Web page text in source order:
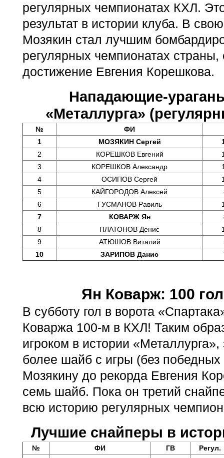
регулярных чемпионатах КХЛ.
результат в истории клуба. В
Мозякин стал лучшим
регулярных чемпионатах страны,
достижение Евгения Корешкова.
Нападающие-
«Металлурга»
№
ФИ
1
МОЗЯКИН Сергей
2
КОРЕШКОВ Евгений
3
КОРЕШКОВ Александр
4
ОСИПОВ Сергей
5
КАЙГОРОДОВ Алексей
6
ГУСМАНОВ Равиль
7
КОВАРЖ Ян
8
ПЛАТОНОВ Денис
9
АТЮШОВ Виталий
10
ЗАРИПОВ Данис
Ян Коварж: 100
В субботу гол в ворота
Коваржа 100-м в КХЛ! Таким
игроком в истории
более шайб с игры (без
Мозякину до рекорда Евгения
семь шайб. Пока он третий
всю историю регулярных
Лучшие снайперы в
№ ФИ ГВ
Регул.